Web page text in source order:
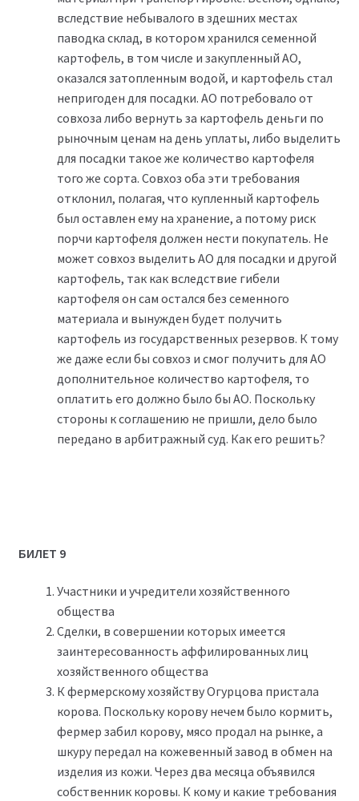
вследствие небывалого в здешних местах
паводка склад, в котором хранился семенной
картофель, в том числе и закупленный АО,
оказался затопленным водой, и картофель стал
непригоден для посадки. АО потребовало от
совхоза либо вернуть за картофель деньги по
рыночным ценам на день уплаты, либо выделить
для посадки такое же количество картофеля
того же сорта. Совхоз оба эти требования
отклонил, полагая, что купленный картофель
был оставлен ему на хранение, а потому риск
порчи картофеля должен нести покупатель. Не
может совхоз выделить АО для посадки и другой
картофель, так как вследствие гибели
картофеля он сам остался без семенного
материала и вынужден будет получить
картофель из государственных резервов. К тому
же даже если бы совхоз и смог получить для АО
дополнительное количество картофеля, то
оплатить его должно было бы АО. Поскольку
стороны к соглашению не пришли, дело было
передано в арбитражный суд. Как его решить?
БИЛЕТ 9
Участники и учредители хозяйственного
общества
Сделки, в совершении которых имеется
заинтересованность аффилированных лиц
хозяйственного общества
К фермерскому хозяйству Огурцова пристала
корова. Поскольку корову нечем было кормить,
фермер забил корову, мясо продал на рынке, а
шкуру передал на кожевенный завод в обмен на
изделия из кожи. Через два месяца объявился
собственник коровы. К кому и какие требования